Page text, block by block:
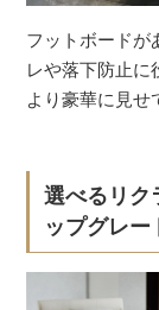
フットボードが
レや落下防止に
より豪華に見せ
選べるリク
ップグレー